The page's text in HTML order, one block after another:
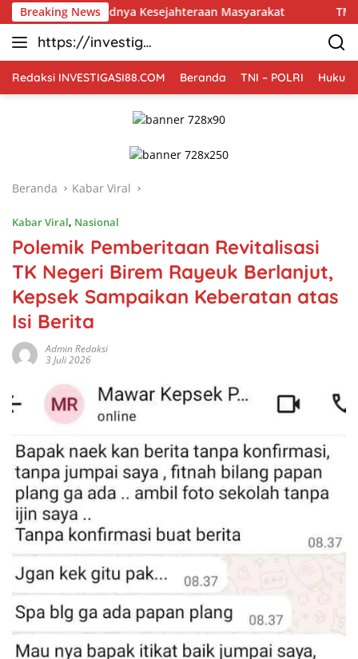
Langsung
ke
konten
Breaking NewsKesejahteraan Masyarakat TMMD Ke-129
https://investiga
si88.com
Redaksi INVESTIGASI88.COM Beranda TNI – POLRI
Beranda Kabar Viral
Kabar Viral, Nasional
Polemik Pemberitaan Revitalisasi
TK Negeri Birem Rayeuk Berlanjut,
Kepsek Sampaikan Keberatan atas
Isi Berita
Admin Redaksi
3 Juli 2026